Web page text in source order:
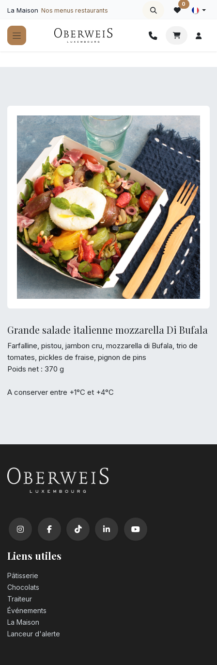
La Maison Nos menus restaurants
0
Grande salade italienne mozzarella Di Bufala
Farfalline, pistou, jambon cru, mozzarella di Bufala, trio de
tomates, pickles de fraise, pignon de pins
Poids net : 370 g
A conserver entre +1°C et +4°C
Liens utiles
Pâtisserie
Chocolats
Traiteur
Événements
La Maison
Lanceur d'alerte